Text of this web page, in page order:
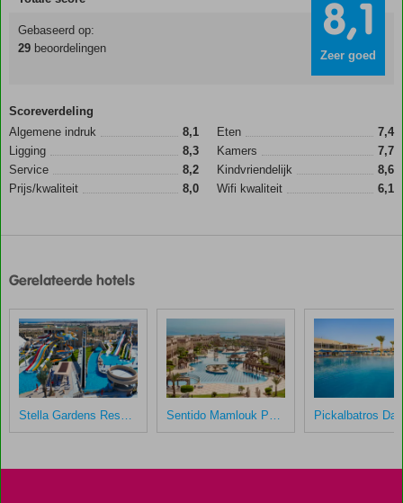
Gebaseerd op:
29 beoordelingen 8,1
Zeer goed
Scoreverdeling
Algemene indruk
8,1
Ligging
8,3
Service
8,2
Prijs/kwaliteit
8,0
Eten
7,4
Kamers
7,7
Kindvriendelijk
8,6
Wifi kwaliteit
6,1
Gerelateerde hotels
Stella Gardens Resort & Spa Makadi Bay Sentido Mamlouk Palace